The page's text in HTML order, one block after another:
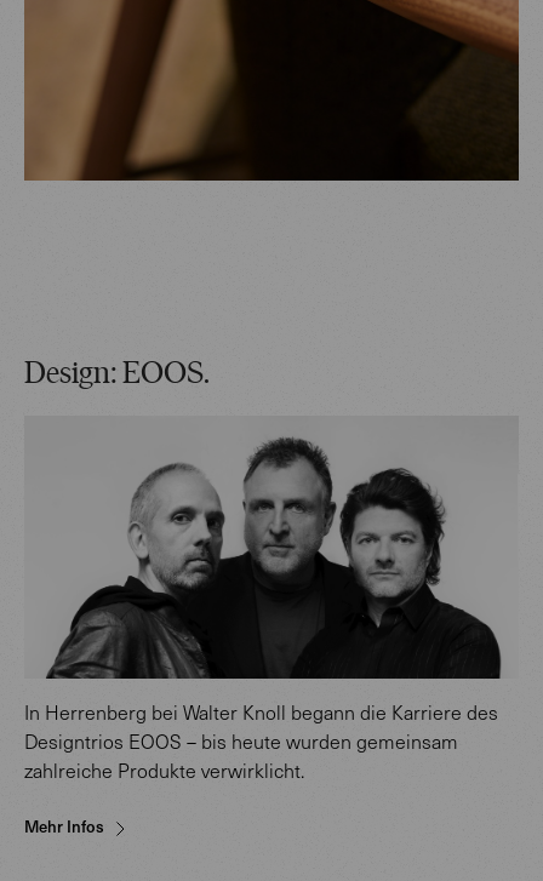
Design: EOOS.
In Herrenberg bei Walter Knoll begann die Karriere des
Designtrios EOOS – bis heute wurden gemeinsam
zahlreiche Produkte verwirklicht.
Mehr Infos